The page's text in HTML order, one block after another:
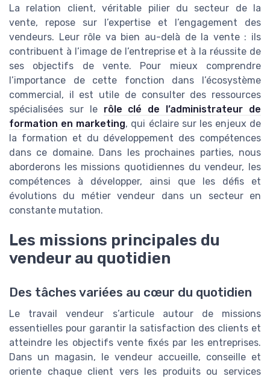
La relation client, véritable pilier du secteur de la
vente, repose sur l’expertise et l’engagement des
vendeurs. Leur rôle va bien au-delà de la vente : ils
contribuent à l’image de l’entreprise et à la réussite de
ses objectifs de vente. Pour mieux comprendre
l’importance de cette fonction dans l’écosystème
commercial, il est utile de consulter des ressources
spécialisées sur le rôle clé de l’administrateur de
formation en marketing, qui éclaire sur les enjeux de
la formation et du développement des compétences
dans ce domaine. Dans les prochaines parties, nous
aborderons les missions quotidiennes du vendeur, les
compétences à développer, ainsi que les défis et
évolutions du métier vendeur dans un secteur en
constante mutation.
Les missions principales du
vendeur au quotidien
Des tâches variées au cœur du quotidien
Le travail vendeur s’articule autour de missions
essentielles pour garantir la satisfaction des clients et
atteindre les objectifs vente fixés par les entreprises.
Dans un magasin, le vendeur accueille, conseille et
oriente chaque client vers les produits ou services